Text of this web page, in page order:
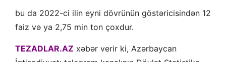
bu da 2022-ci ilin eyni dövrünün göstəricisindən 12
faiz və ya 2,75 min ton çoxdur.
TEZADLAR.AZ xəbər verir ki, Azərbaycan